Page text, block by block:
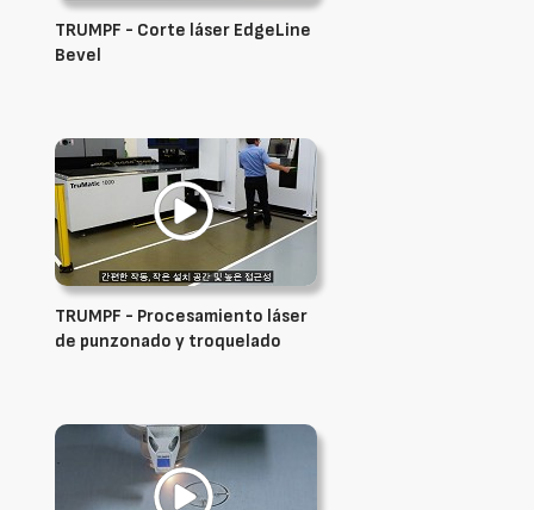
TRUMPF - Corte láser EdgeLine
Bevel
TRUMPF - Procesamiento láser
de punzonado y troquelado